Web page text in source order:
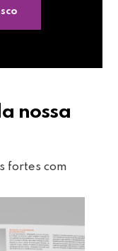
nossa
fortes com